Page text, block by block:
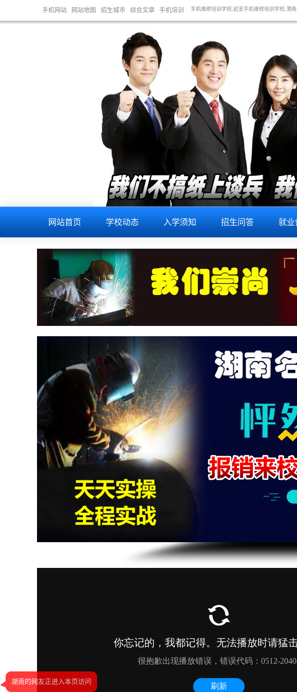
湖南的网友正进入本页访问
手机网站 网站地图 招生城市 综合文章 手机培训
,金昌手机维修培训学校,兰州手机维修培训学校,榆林手机维修培训学校,延安手机维修培训学校,渭南手机维修培训学校
网站首页 学校动态 入学须知 招生问答 就业